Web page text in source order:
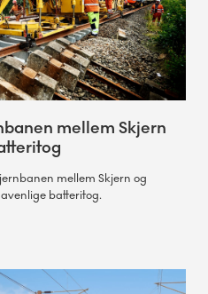
mellem Skjern
mellem Skjern og
batteritog.